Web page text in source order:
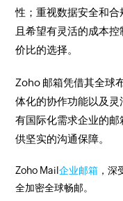
性；重视数据安全和
且希望有灵活的成本
价比的选择。
Zoho 邮箱凭借其全球
体化的协作功能以及
有国际化需求企业的
供坚实的沟通保障。
Zoho Mail企业邮箱 ，
全加密全球畅邮。